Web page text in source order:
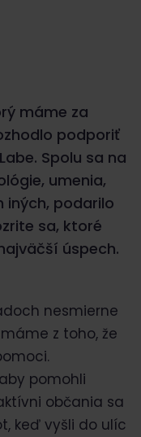
máme za
podporiť
Spolu sa na
umenia,
iných, podarilo
sa, ktoré
úspech.
nesmierne
z toho, že
pomohli
občania sa
keď vyšli do ulíc